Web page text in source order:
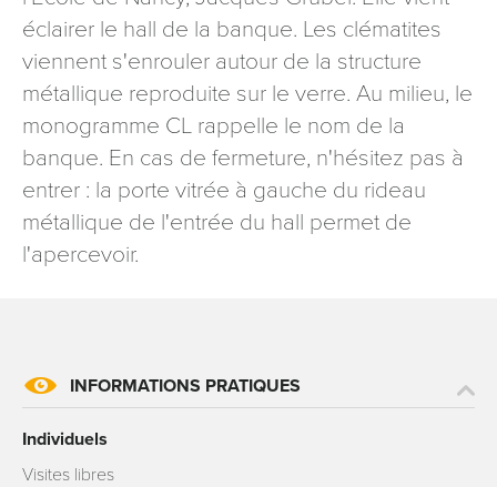
éclairer le hall de la banque. Les clématites
viennent s'enrouler autour de la structure
métallique reproduite sur le verre. Au milieu, le
monogramme CL rappelle le nom de la
banque. En cas de fermeture, n'hésitez pas à
entrer : la porte vitrée à gauche du rideau
métallique de l'entrée du hall permet de
l'apercevoir.
INFORMATIONS PRATIQUES
Individuels
Visites libres
signé accompagné de la copie d’un titre d’identité à
l’adresse suivante : Meurthe & Moselle Tourisme - 48
esplanade Jacques-Baudot CO 90019 54035 NANCY
cedex
reCAPTCHA